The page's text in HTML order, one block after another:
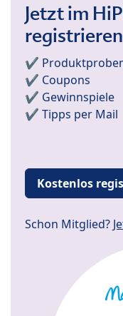
Jetzt im
registrieren
✔️
✔️ Coupons
✔️ Gewinnspiele
✔️ Tipps per Mail
Kostenlos
Schon Mitglied?